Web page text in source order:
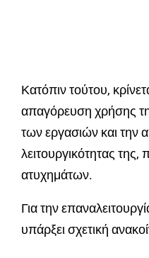
Κατόπιν τούτου,
απαγόρευση χρήσης
των εργασιών και την
λειτουργικότητας
ατυχημάτων.
Για την
υπάρξει σχετική